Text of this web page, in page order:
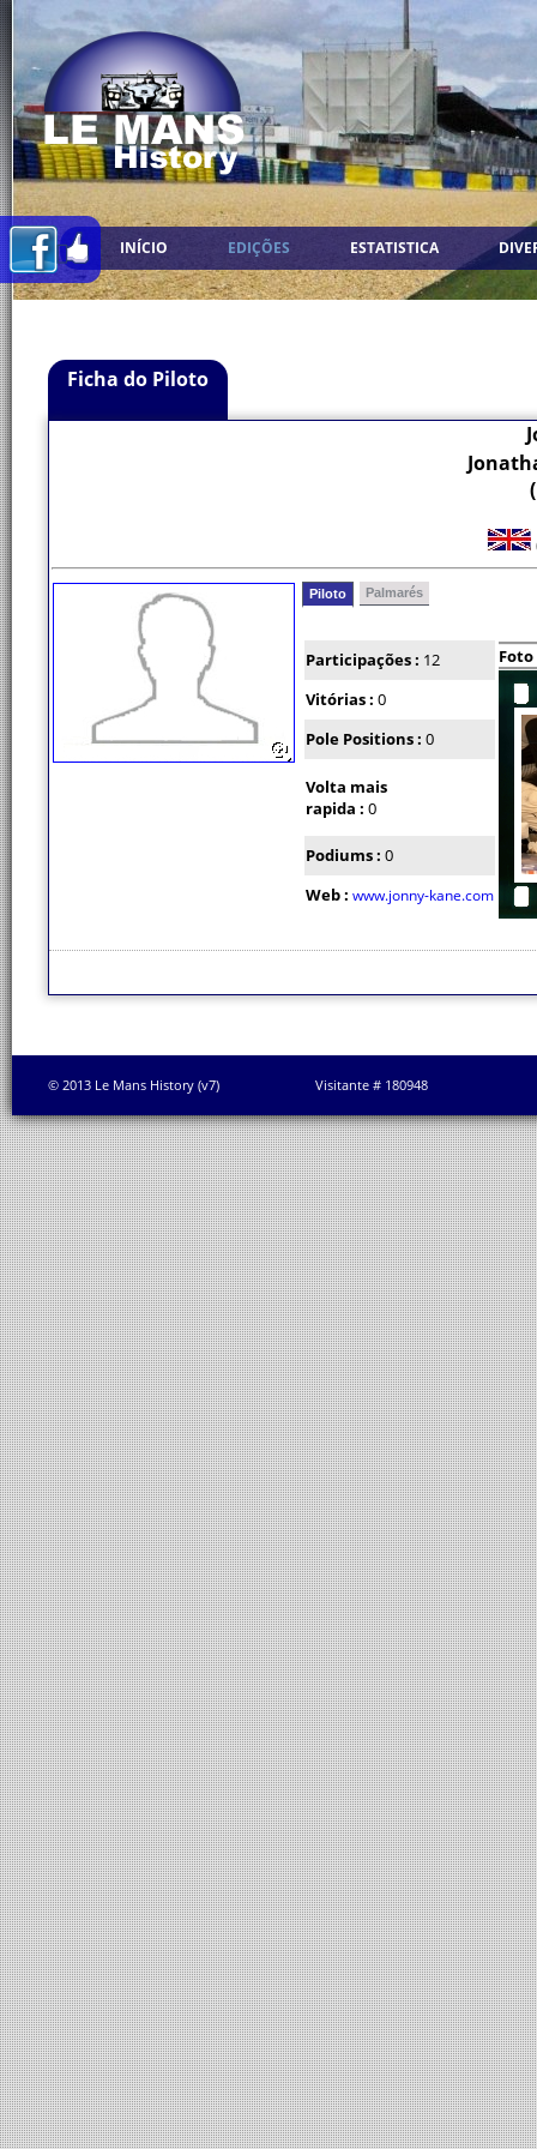
INÍCIO EDIÇÕES ESTATISTICA
Ficha do Piloto
Piloto Palmarés
Participações : 12
Vitórias : 0
Pole Positions : 0
Volta mais
rapida : 0
Podiums : 0
Web : www.jonny-kane.com
© 2013 Le Mans History (v7) Visitante # 180948